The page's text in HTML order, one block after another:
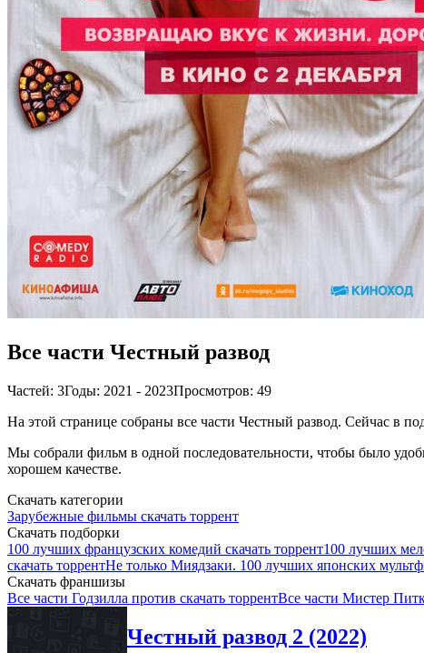
Все части Честный развод
Частей: 3Годы: 2021 - 2023Просмотров: 49
На этой странице собраны все части Честный развод. Сейчас в
Мы собрали фильм в одной последовательности, чтобы было
хорошем качестве.
Скачать категории
Зарубежные фильмы скачать торрент
Скачать подборки
100 лучших французских комедий скачать торрент100 лучших
скачать торрентНе только Миядзаки. 100 лучших японских
Скачать франшизы
Все части Годзилла против скачать торрентВсе части Мистер
Честный развод 2 (2022)